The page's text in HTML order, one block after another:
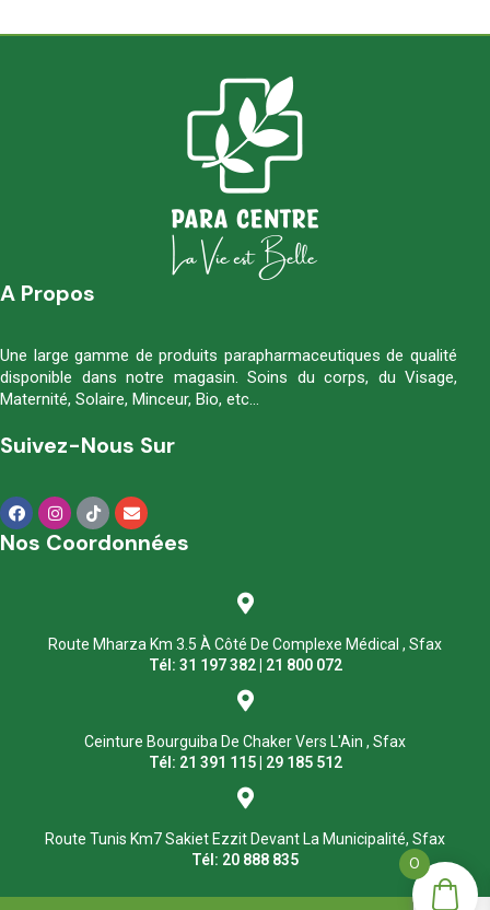
A Propos
Une large gamme de produits parapharmaceutiques de qualité
disponible dans notre magasin. Soins du corps, du Visage,
Maternité, Solaire, Minceur, Bio, etc…
Suivez-Nous Sur
Nos Coordonnées
Route Mharza Km 3.5 À Côté De Complexe Médical , Sfax
Tél: 31 197 382 | 21 800 072
Ceinture Bourguiba De Chaker Vers L'Ain , Sfax
Tél: 21 391 115 | 29 185 512
Route Tunis Km7 Sakiet Ezzit Devant La Municipalité, Sfax
Tél: 20 888 835
0